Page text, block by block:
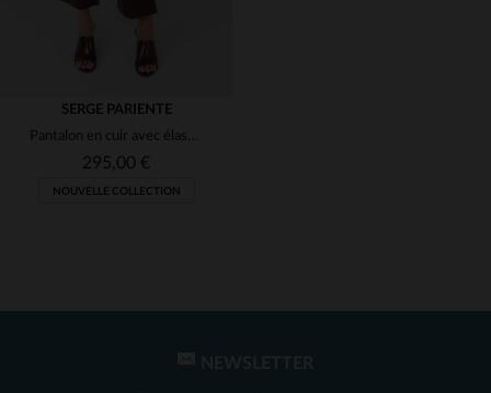
(1)
(1)
(8)
(1)
(1)
TAILLES DISPONIBLES
SERGE PARIENTE
Pantalon en cuir avec élastique à taille fin et léger
295,00 €
NOUVELLE COLLECTION
NEWSLETTER